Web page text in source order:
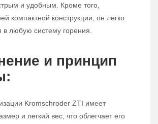
и удобным. Кроме того,
компактной конструкции, он легко
в любую систему горения.
и принцип
Kromschroder ZTI имеет
и легкий вес, что облегчает его